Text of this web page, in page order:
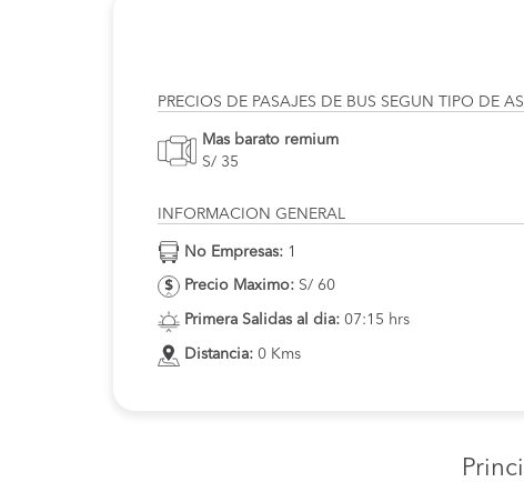
PRECIOS DE PASAJES DE BUS SEGUN TIPO DE
Mas barato remium
S/ 35
INFORMACION GENERAL
No Empresas: 1
Precio Maximo: S/ 60
Primera Salidas al dia: 07:15 hrs
Distancia: 0 Kms